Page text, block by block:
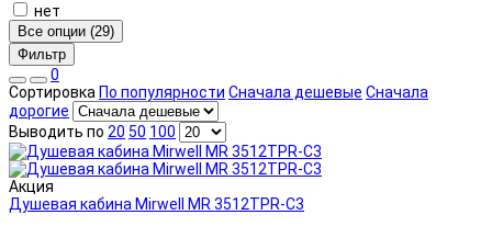
нет
Все опции (29)
Фильтр
0
Сортировка По популярности Сначала дешевые Сначала
дорогие
Выводить по 20 50 100
Акция
Душевая кабина Mirwell MR 3512TPR-C3